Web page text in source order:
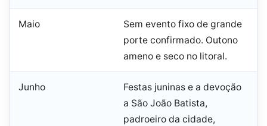
Maio
Sem evento fixo de grande
porte confirmado. Outono
ameno e seco no litoral.
Junho
Festas juninas e a devoção
a São João Batista,
padroeiro da cidade,